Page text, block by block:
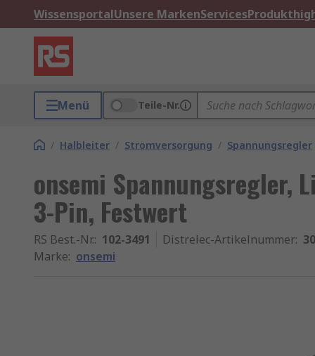
WissensportalUnsere MarkenServices
Menü Teile-Nr.
/ Halbleiter / Stromversorgung / Spannungsregler
onsemi Spannungsregler,
3-Pin, Festwert
RS Best.-Nr.: 102-3491 Distrelec-Artikelnummer:
Marke: onsemi